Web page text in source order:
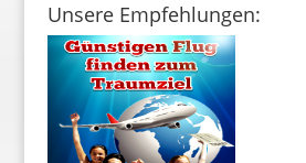
Unsere Empfehlungen: